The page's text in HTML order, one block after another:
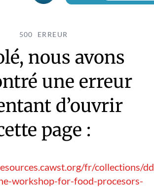
500 ERREUR
nous avons
une erreur
d’ouvrir
page :
fr/collections/
workshop-for-food-procesors-